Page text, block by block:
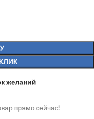
желаний
прямо сейчас!